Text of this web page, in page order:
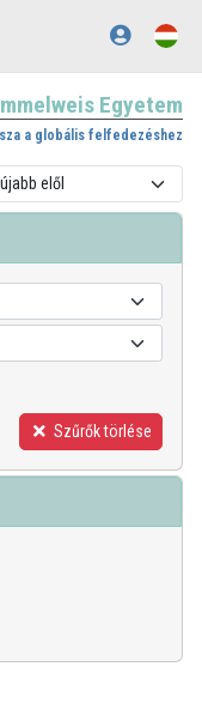
Egyetem
a globális felfedezéshez
Szűrők törlése